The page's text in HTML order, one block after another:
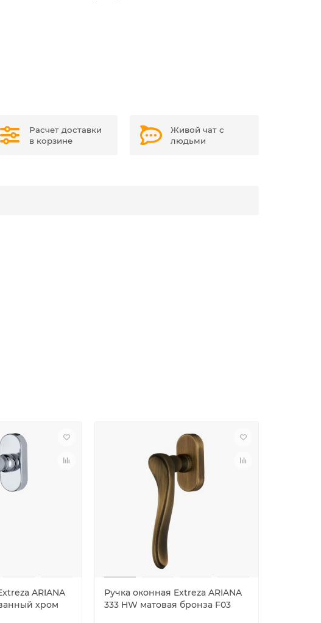
Расчет доставки
в корзине
Живой чат с
людьми
ARIANA
хром
Ручка оконная Extreza ARIANA
333 HW матовая бронза F03